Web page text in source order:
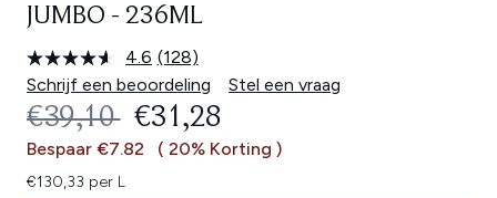
JUMBO - 236ML
4.6 Lees
128
beoordelingen.
Dezelfde
paginalink.
(128)
Schrijf een beoordeling
Stel een vraag
RECOMMENDED RETAIL PRICE:
€39,10 HUIDIGE PRIJS:
€31,28
Bespaar €7.82 ( 20% Korting )
€130,33 per L